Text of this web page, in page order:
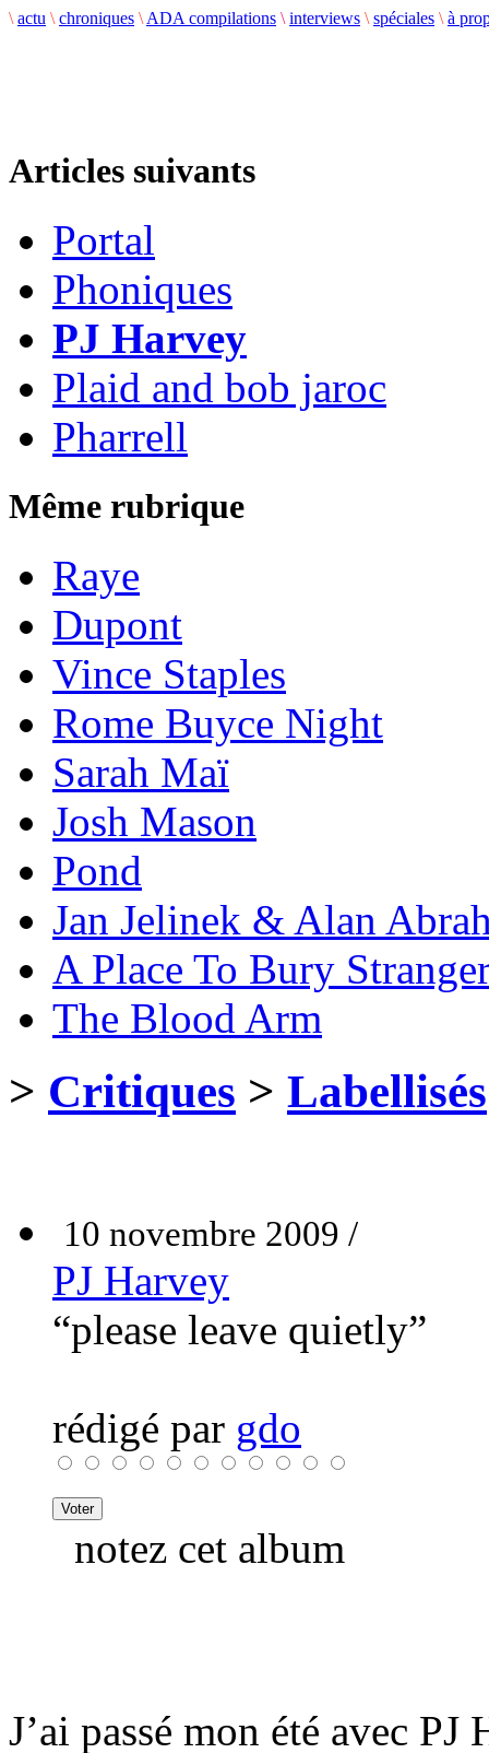
\ actu \ chroniques \ ADA compilations \ interviews \ spéciales \ à
Articles suivants
Portal
Phoniques
PJ Harvey
Plaid and bob jaroc
Pharrell
Même rubrique
Raye
Dupont
Vince Staples
Rome Buyce Night
Sarah Maï
Josh Mason
Pond
Jan Jelinek & Alan
A Place To Bury
The Blood Arm
> Critiques > Labellisés
10 novembre 2009 /
PJ Harvey
“please leave quietly”
rédigé par gdo
notez cet album
J’ai passé mon été avec